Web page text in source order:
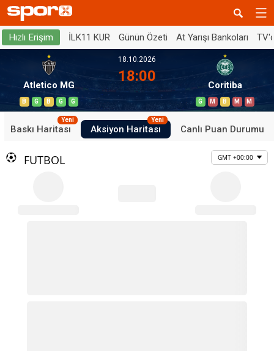
Hızlı Erişim İLK11 KUR Günün Özeti At Yarışı Bankoları
Atletico MG
B G B G G
18.10.2026
18:00
Coritiba
G M B M M
Baskı Haritası
Yeni
Aksiyon Haritası
Yeni
Canlı Puan Durumu
FUTBOL GMT +00:00